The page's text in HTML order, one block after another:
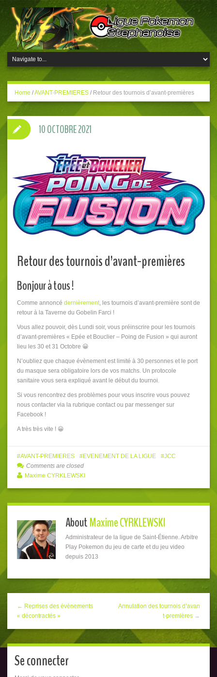
Home /AVANT-PREMIERES / Retour des tournois d’avant-premières
Retour des tournois d’avant-premières
Bonjour à tous !
Comme annoncé dernièrement, les tournois d’avant-première sont de
retour à la Taverne du Gobelin Farci !
Vous allez pouvoir, dès Lundi soir, vous préinscrire pour les tournois
d’avant-premières « Epée et Bouclier – Poing de Fusion » qui auront
lieu les 30 et 31 Octobre 😀
N’oubliez que chaque évènement est limité à 30 personnes et le port
du masque sera obligatoire lors de vos matchs. Un protocole
sanitaire vous sera expliqué avant le début du tournoi.
Si vous rencontrez des problèmes pour vous inscrire vous pouvez
nous contacter via la rubrique contact ou par messenger sur
Facebook !
A très très vite ! 😀
10 OCTOBRE 2021
AVANT-PREMIERES EVENEMENT DE LA LIGUE
JCC
Comments are closed
Maxime CYRKLEWSKI
AboutMaxime CYRKLEWSKI
Administrateur de la ligue de Saint-Étienne. Arbitre
Play Pokemon du jeu de carte et du jeu video
depuis 2013
← Reprises des évènements
« décontractés »
Annulation des tournois d’avan
t-premières →
Se connecter